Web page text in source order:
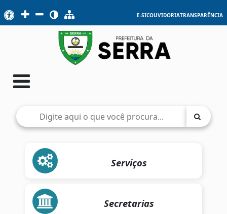
E-SICOUVIDORIATRANSPARÊNCIA
Serviços
Secretarias